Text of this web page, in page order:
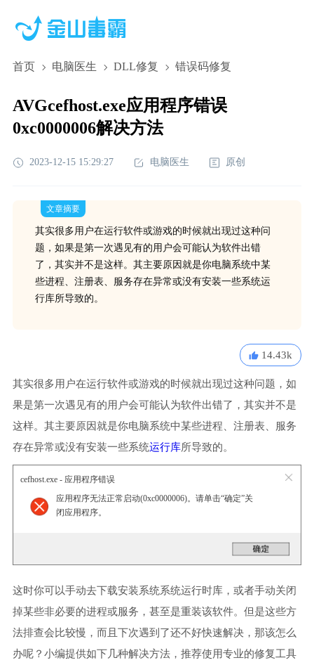
首页 电脑医生 DLL修复 错误码修复
AVGcefhost.exe应用程序错误
0xc0000006解决方法
2023-12-15 15:29:27 电脑医生 原创
文章摘要
其实很多用户在运行软件或游戏的时候就出现过这种问
题，如果是第一次遇见有的用户会可能认为软件出错
了，其实并不是这样。其主要原因就是你电脑系统中某
些进程、注册表、服务存在异常或没有安装一些系统运
行库所导致的。
14.43k
其实很多用户在运行软件或游戏的时候就出现过这种问题，如
果是第一次遇见有的用户会可能认为软件出错了，其实并不是
这样。其主要原因就是你电脑系统中某些进程、注册表、服务
存在异常或没有安装一些系统运行库所导致的。
cefhost.exe - 应用程序错误
应用程序无法正常启动(0xc0000006)。请单击“确定”关
闭应用程序。
这时你可以手动去下载安装系统系统运行时库，或者手动关闭
掉某些非必要的进程或服务，甚至是重装该软件。但是这些方
法排查会比较慢，而且下次遇到了还不好快速解决，那该怎么
办呢？小编提供如下几种解决方法，推荐使用专业的修复工具